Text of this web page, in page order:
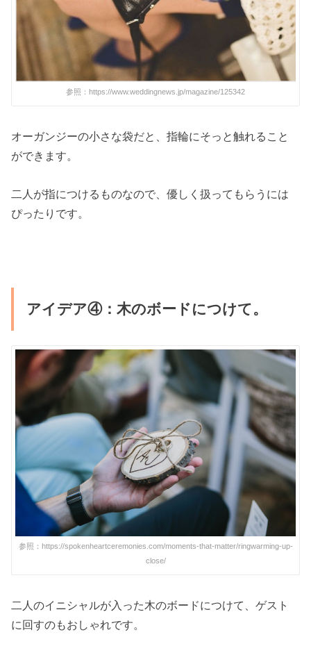
参照：https://www.weddingnews.jp/magazine/125342
オーガンジーの小さな袋だと、指輪にそっと触れること
ができます。
二人が指につけるものなので、優しく扱ってもらうには
ぴったりです。
アイデア④：木のボードにつけて。
参照：https://spokenheartceremonies.com/moments-that-matter/ringwarming-up-
close/
二人のイニシャルが入った木のボードにつけて、ゲスト
に回すのもおしゃれです。